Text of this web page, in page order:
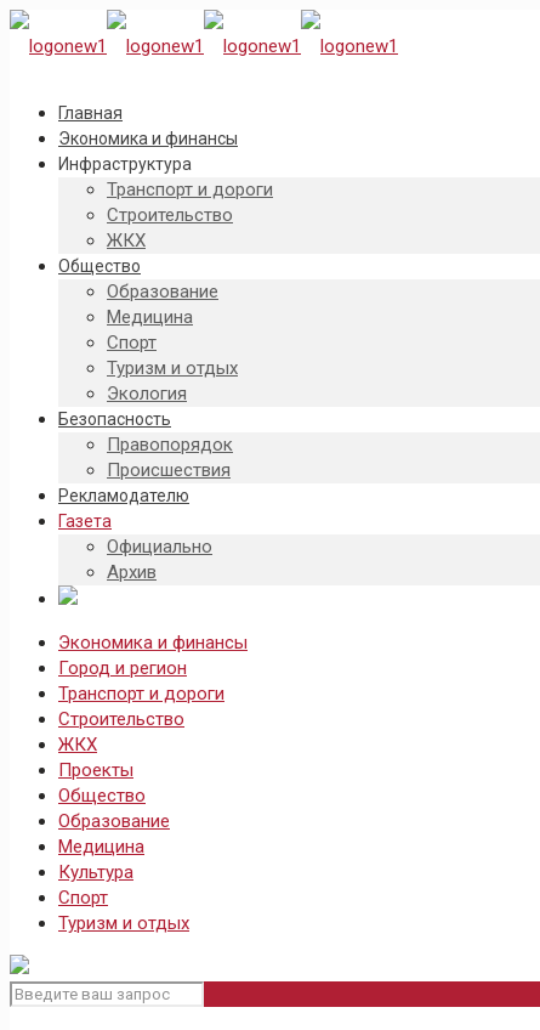
Главная
Экономика и финансы
Инфраструктура
Транспорт и дороги
Строительство
ЖКХ
Общество
Образование
Медицина
Спорт
Туризм и отдых
Экология
Безопасность
Правопорядок
Происшествия
Рекламодателю
Газета
Официально
Архив
Экономика и финансы
Город и регион
Транспорт и дороги
Строительство
ЖКХ
Проекты
Общество
Образование
Медицина
Культура
Спорт
Туризм и отдых